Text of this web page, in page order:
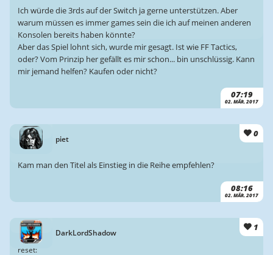
07:19
02. MÄR. 2017
Ich würde die 3rds auf der Switch ja gerne unterstützen. Aber
warum müssen es immer games sein die ich auf meinen anderen
Konsolen bereits haben könnte?
Aber das Spiel lohnt sich, wurde mir gesagt. Ist wie FF Tactics,
oder? Vom Prinzip her gefällt es mir schon... bin unschlüssig. Kann
mir jemand helfen? Kaufen oder nicht?
piet
0
08:16
02. MÄR. 2017
Kam man den Titel als Einstieg in die Reihe empfehlen?
DarkLordShadow
1
reset: